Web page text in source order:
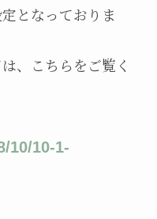
となっておりま
、こちらをご覧く
10/10-1-